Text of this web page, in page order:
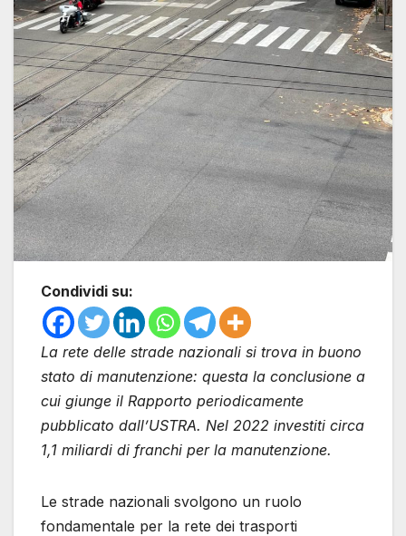
Condividi su:
La rete delle strade nazionali si trova in buono
stato di manutenzione: questa la conclusione a
cui giunge il Rapporto periodicamente
pubblicato dall’USTRA. Nel 2022 investiti circa
1,1 miliardi di franchi per la manutenzione.
Le strade nazionali svolgono un ruolo
fondamentale per la rete dei trasporti